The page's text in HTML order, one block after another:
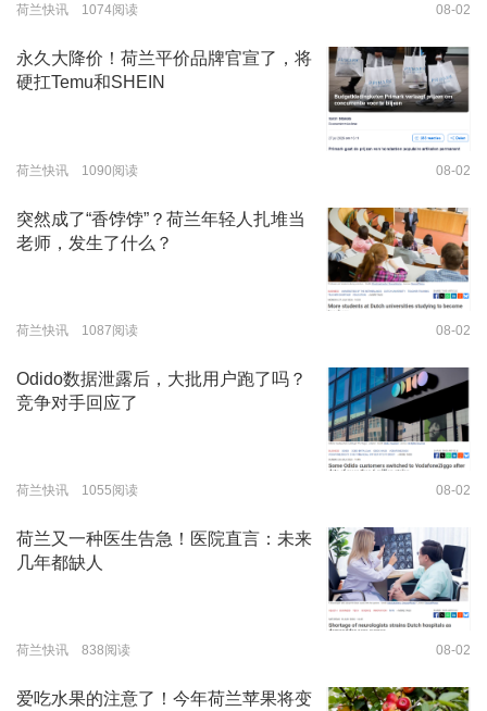
荷兰快讯 1074阅读 08-02
永久大降价！荷兰平价品牌官宣了，将
硬扛Temu和SHEIN
荷兰快讯 1090阅读 08-02
突然成了“香饽饽”？荷兰年轻人扎堆当
老师，发生了什么？
荷兰快讯 1087阅读 08-02
Odido数据泄露后，大批用户跑了吗？
竞争对手回应了
荷兰快讯 1055阅读 08-02
荷兰又一种医生告急！医院直言：未来
几年都缺人
荷兰快讯 838阅读 08-02
爱吃水果的注意了！今年荷兰苹果将变